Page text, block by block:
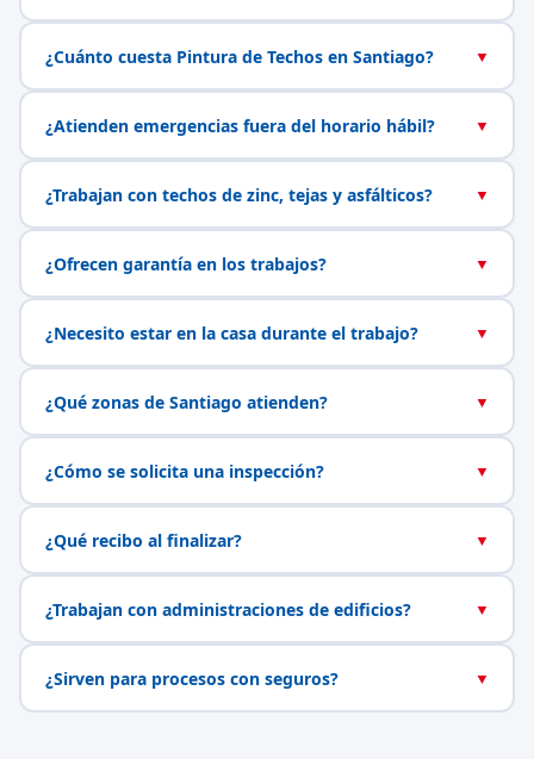
¿Cuánto cuesta Pintura de Techos en Santiago? ▼
¿Atienden emergencias fuera del horario hábil? ▼
¿Trabajan con techos de zinc, tejas y asfálticos? ▼
¿Ofrecen garantía en los trabajos? ▼
¿Necesito estar en la casa durante el trabajo? ▼
¿Qué zonas de Santiago atienden? ▼
¿Cómo se solicita una inspección? ▼
¿Qué recibo al finalizar? ▼
¿Trabajan con administraciones de edificios? ▼
¿Sirven para procesos con seguros? ▼